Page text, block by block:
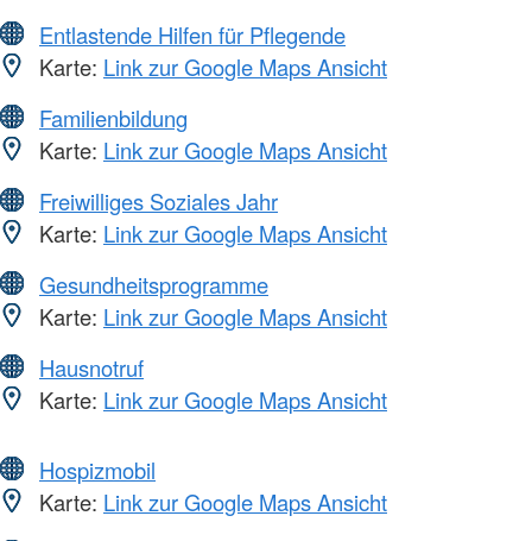
Entlastende Hilfen für Pflegende
Karte: Link zur Google Maps Ansicht
Familienbildung
Karte: Link zur Google Maps Ansicht
Freiwilliges Soziales Jahr
Karte: Link zur Google Maps Ansicht
Gesundheitsprogramme
Karte: Link zur Google Maps Ansicht
Hausnotruf
Karte: Link zur Google Maps Ansicht
Hospizmobil
Karte: Link zur Google Maps Ansicht